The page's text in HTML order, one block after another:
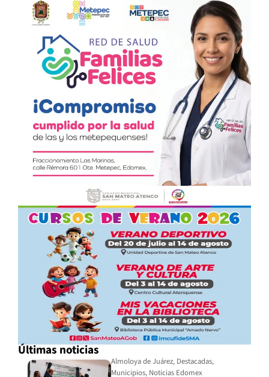
Últimas noticias
Almoloya de Juárez, Destacadas,
Municipios, Noticias Edomex